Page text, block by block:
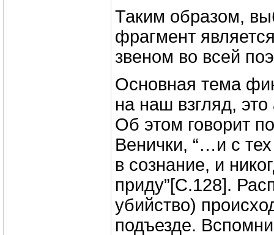
Таким образом,
фрагмент
звеном во всей
Основная тема
на наш взгляд,
Об этом говорит
Венички, “…и с
в сознание, и
приду”[C.128].
убийство)
подъезде.